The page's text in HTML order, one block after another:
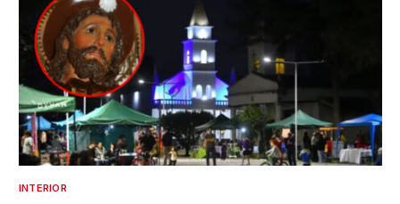
INTERIOR